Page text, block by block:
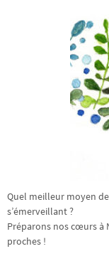
Quel meilleur moyen
s’émerveillant ?
Préparons nos cœurs à
proches !